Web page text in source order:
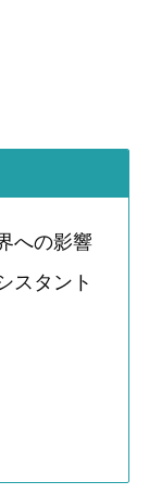
への影響
スタント